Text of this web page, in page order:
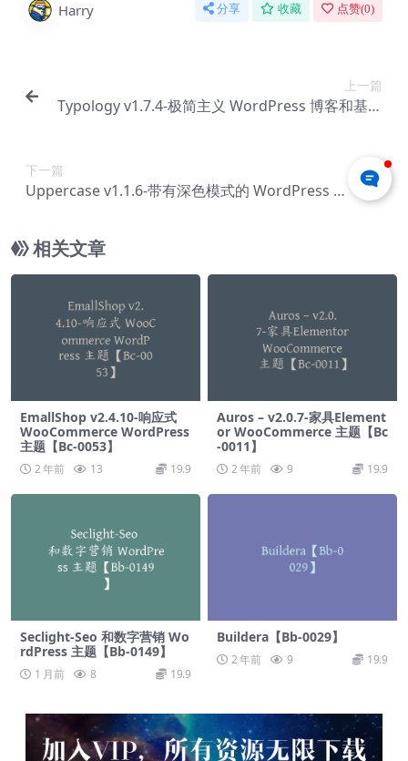
Harry 分享 收藏 点赞(0)
上一篇
Typology v1.7.4-极简主义 WordPress 博客和基于
下一篇
Uppercase v1.1.6-带有深色模式的 WordPress 博
相关文章
EmallShop v2.4.10-响应式
WooCommerce WordPress
主题【Bc-0053】
2 年前 13 19.9
Auros – v2.0.7-家具Element
or WooCommerce 主题【Bc
-0011】
2 年前 9 19.9
Seclight-Seo 和数字营销 Wo
rdPress 主题【Bb-0149】
1 月前 8 19.9
Buildera【Bb-0029】
2 年前 9 19.9